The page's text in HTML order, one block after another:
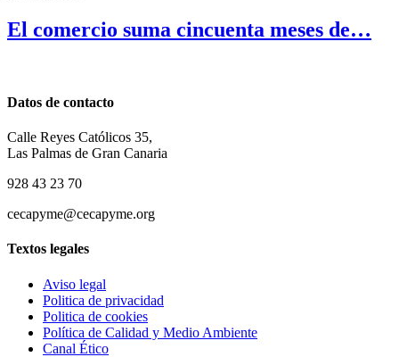
El comercio suma cincuenta meses de…
Datos de contacto
Calle Reyes Católicos 35,
Las Palmas de Gran Canaria
928 43 23 70
cecapyme@cecapyme.org
Textos legales
Aviso legal
Politica de privacidad
Politica de cookies
Política de Calidad y Medio Ambiente
Canal Ético